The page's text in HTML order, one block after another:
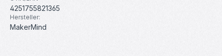
4251755821365
Hersteller:
MakerMind